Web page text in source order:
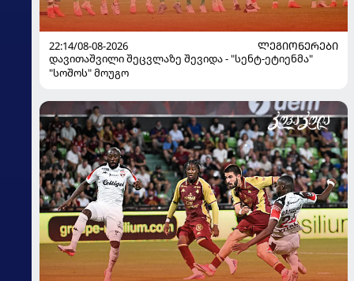
22:14/08-08-2026
ᲚᲔᲒᲘᲝᲜᲔᲠᲔᲑᲘ
დავითაშვილი შეცვლაზე შევიდა - "სენტ-ეტიენმა"
"სოშოს" მოუგო